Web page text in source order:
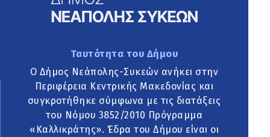
Ταυτότητα του Δήμου
Ο Δήμος Νεάπολης-Συκεών ανήκει στην
Περιφέρεια Κεντρικής Μακεδονίας και
συγκροτήθηκε σύμφωνα με τις διατάξεις
του Νόμου 3852/2010 Πρόγραμμα
«Καλλικράτης». Έδρα του Δήμου είναι οι